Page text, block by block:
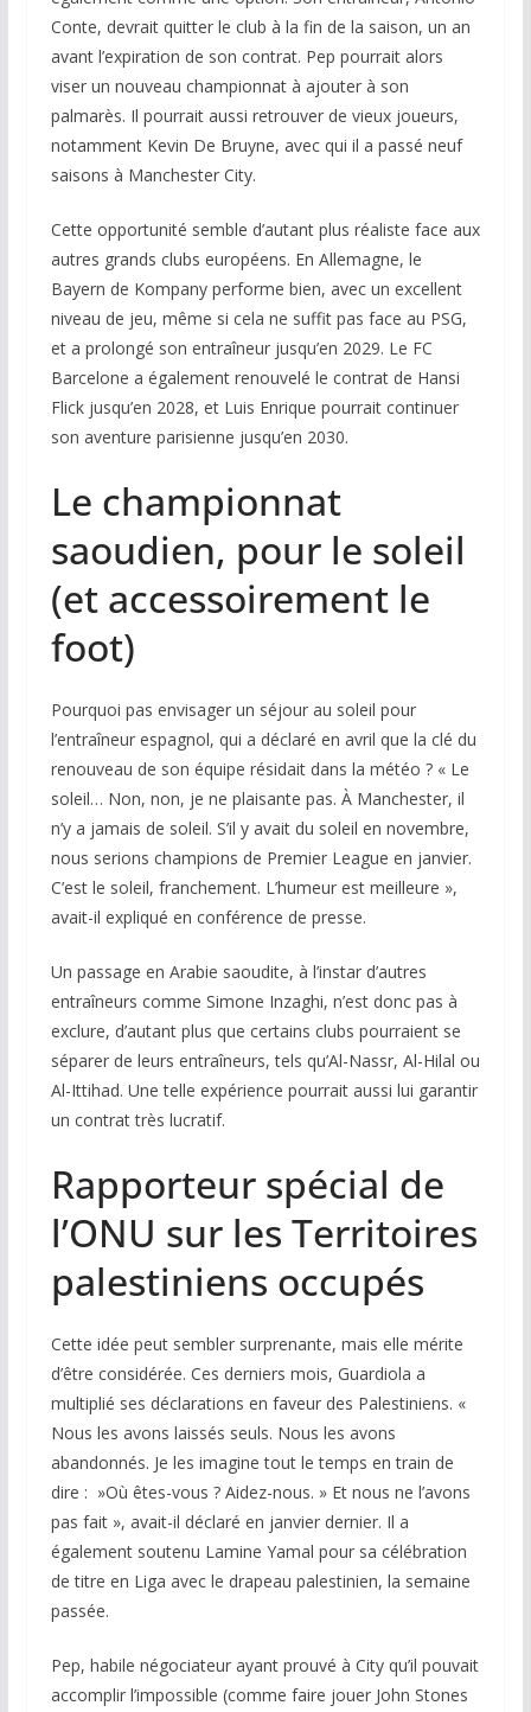
Conte, devrait quitter le club à la fin de la saison, un an
avant l’expiration de son contrat. Pep pourrait alors
viser un nouveau championnat à ajouter à son
palmarès. Il pourrait aussi retrouver de vieux joueurs,
notamment Kevin De Bruyne, avec qui il a passé neuf
saisons à Manchester City.
Cette opportunité semble d’autant plus réaliste face aux
autres grands clubs européens. En Allemagne, le
Bayern de Kompany performe bien, avec un excellent
niveau de jeu, même si cela ne suffit pas face au PSG,
et a prolongé son entraîneur jusqu’en 2029. Le FC
Barcelone a également renouvelé le contrat de Hansi
Flick jusqu’en 2028, et Luis Enrique pourrait continuer
son aventure parisienne jusqu’en 2030.
Le championnat
saoudien, pour le soleil
(et accessoirement le
foot)
Pourquoi pas envisager un séjour au soleil pour
l’entraîneur espagnol, qui a déclaré en avril que la clé du
renouveau de son équipe résidait dans la météo ? « Le
soleil… Non, non, je ne plaisante pas. À Manchester, il
n’y a jamais de soleil. S’il y avait du soleil en novembre,
nous serions champions de Premier League en janvier.
C’est le soleil, franchement. L’humeur est meilleure »,
avait-il expliqué en conférence de presse.
Un passage en Arabie saoudite, à l’instar d’autres
entraîneurs comme Simone Inzaghi, n’est donc pas à
exclure, d’autant plus que certains clubs pourraient se
séparer de leurs entraîneurs, tels qu’Al-Nassr, Al-Hilal ou
Al-Ittihad. Une telle expérience pourrait aussi lui garantir
un contrat très lucratif.
Rapporteur spécial de
l’ONU sur les Territoires
palestiniens occupés
Cette idée peut sembler surprenante, mais elle mérite
d’être considérée. Ces derniers mois, Guardiola a
multiplié ses déclarations en faveur des Palestiniens. «
Nous les avons laissés seuls. Nous les avons
abandonnés. Je les imagine tout le temps en train de
dire : »Où êtes-vous ? Aidez-nous. » Et nous ne l’avons
pas fait », avait-il déclaré en janvier dernier. Il a
également soutenu Lamine Yamal pour sa célébration
de titre en Liga avec le drapeau palestinien, la semaine
passée.
Pep, habile négociateur ayant prouvé à City qu’il pouvait
accomplir l’impossible (comme faire jouer John Stones